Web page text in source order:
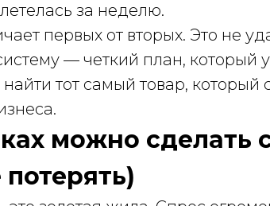
за неделю.
первых от вторых. Это не
— четкий план, который
тот самый товар, который
можно сделать